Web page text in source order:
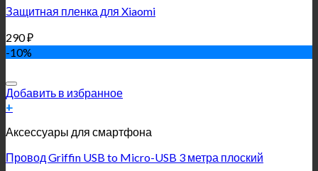
Защитная пленка для Xiaomi
290₽
-10%
Добавить в избранное
+
Аксессуары для смартфона
Провод Griffin USB to Micro-USB 3 метра плоский